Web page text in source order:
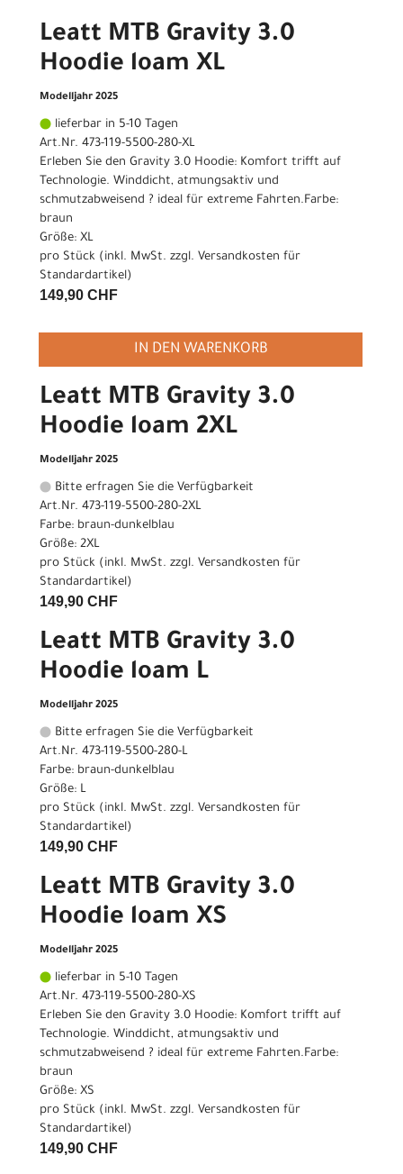
Leatt MTB Gravity 3.0
Hoodie loam XL
Modelljahr 2025
lieferbar in 5-10 Tagen
Art.Nr. 473-119-5500-280-XL
Erleben Sie den Gravity 3.0 Hoodie: Komfort trifft auf
Technologie. Winddicht, atmungsaktiv und
schmutzabweisend ? ideal für extreme Fahrten.Farbe:
braun
Größe: XL
pro Stück (inkl. MwSt. zzgl. Versandkosten für
Standardartikel)
149,90 CHF
IN DEN WARENKORB
Leatt MTB Gravity 3.0
Hoodie loam 2XL
Modelljahr 2025
Bitte erfragen Sie die Verfügbarkeit
Art.Nr. 473-119-5500-280-2XL
Farbe: braun-dunkelblau
Größe: 2XL
pro Stück (inkl. MwSt. zzgl. Versandkosten für
Standardartikel)
149,90 CHF
Leatt MTB Gravity 3.0
Hoodie loam L
Modelljahr 2025
Bitte erfragen Sie die Verfügbarkeit
Art.Nr. 473-119-5500-280-L
Farbe: braun-dunkelblau
Größe: L
pro Stück (inkl. MwSt. zzgl. Versandkosten für
Standardartikel)
149,90 CHF
Leatt MTB Gravity 3.0
Hoodie loam XS
Modelljahr 2025
lieferbar in 5-10 Tagen
Art.Nr. 473-119-5500-280-XS
Erleben Sie den Gravity 3.0 Hoodie: Komfort trifft auf
Technologie. Winddicht, atmungsaktiv und
schmutzabweisend ? ideal für extreme Fahrten.Farbe:
braun
Größe: XS
pro Stück (inkl. MwSt. zzgl. Versandkosten für
Standardartikel)
149,90 CHF